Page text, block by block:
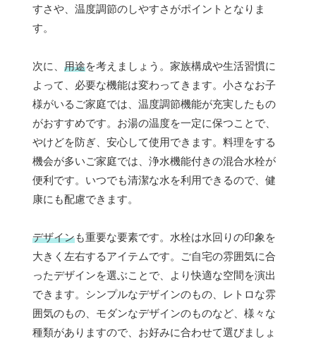
すさや、温度調節のしやすさがポイントとなりま
す。
次に、 用途を考えましょう。家族構成や生活習慣に
よって、必要な機能は変わってきます。小さなお子
様がいるご家庭では、温度調節機能が充実したもの
がおすすめです。お湯の温度を一定に保つことで、
やけどを防ぎ、安心して使用できます。料理をする
機会が多いご家庭では、浄水機能付きの混合水栓が
便利です。いつでも清潔な水を利用できるので、健
康にも配慮できます。
デザインも重要な要素です。水栓は水回りの印象を
大きく左右するアイテムです。ご自宅の雰囲気に合
ったデザインを選ぶことで、より快適な空間を演出
できます。シンプルなデザインのもの、レトロな雰
囲気のもの、モダンなデザインのものなど、様々な
種類がありますので、お好みに合わせて選びましょ